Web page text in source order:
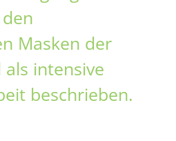
Masken der
intensive
beschrieben.